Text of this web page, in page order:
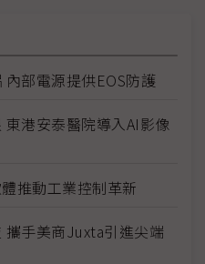
部電源提供EOS防護
港安泰醫院導入AI影像
推動工業控制革新
手美商Juxta引進尖端